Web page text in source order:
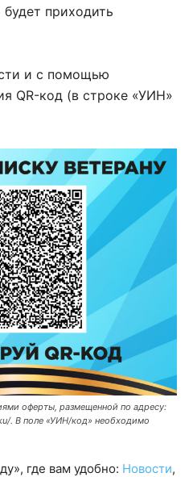
приходить
и с помощью
QR-код (в строке «УИН»
оферты, размещенной по адресу:
. В поле «УИН/код» необходимо
где вам удобно: Новости,